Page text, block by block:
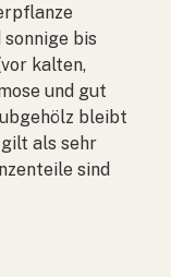
bis
kalten,
und gut
bleibt
als sehr
sind